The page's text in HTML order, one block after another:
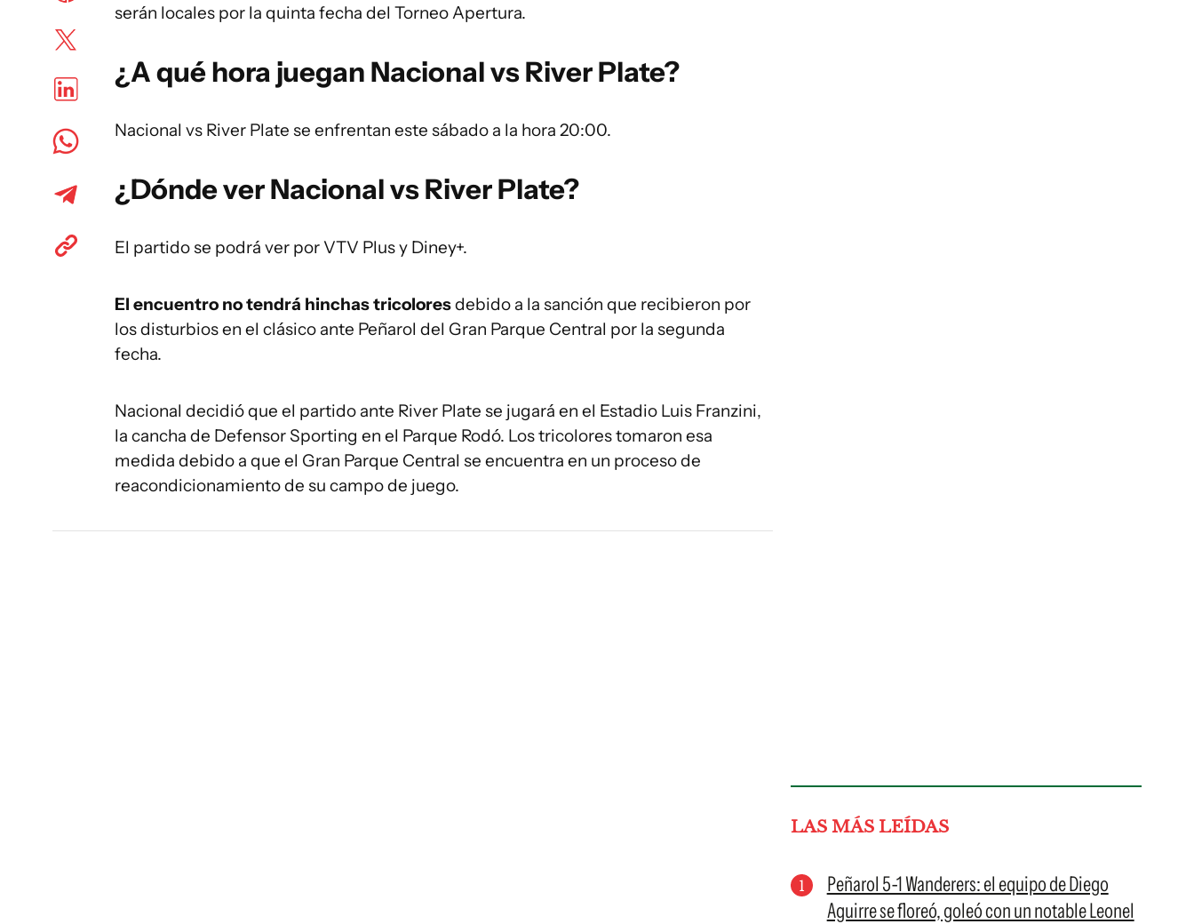
serán locales por la quinta fecha del Torneo Apertura.
¿A qué hora juegan Nacional vs River Plate?
Nacional vs River Plate se enfrentan este sábado a la hora 20:00.
¿Dónde ver Nacional vs River Plate?
El partido se podrá ver por VTV Plus y Diney+.
El encuentro no tendrá hinchas tricoloresdebido a la sanción que recibieron por
los disturbios en el clásico ante Peñarol del Gran Parque Central por la segunda
fecha.
Nacional decidió que el partido ante River Plate se jugará en el Estadio Luis Franzini,
la cancha de Defensor Sporting en el Parque Rodó. Los tricolores tomaron esa
medida debido a que el Gran Parque Central se encuentra en un proceso de
reacondicionamiento de su campo de juego.
LAS MÁS LEÍDAS
Peñarol 5-1 Wanderers: el equipo de Diego
Aguirre se floreó, goleó con un notable Leonel